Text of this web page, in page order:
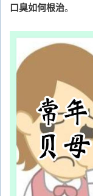
口臭如何根治。